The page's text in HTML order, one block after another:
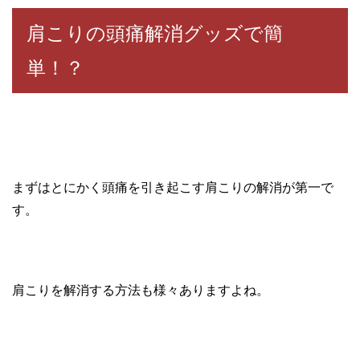
肩こりの頭痛解消グッズで簡
単！？
まずはとにかく頭痛を引き起こす肩こりの解消が第一で
す。
肩こりを解消する方法も様々ありますよね。